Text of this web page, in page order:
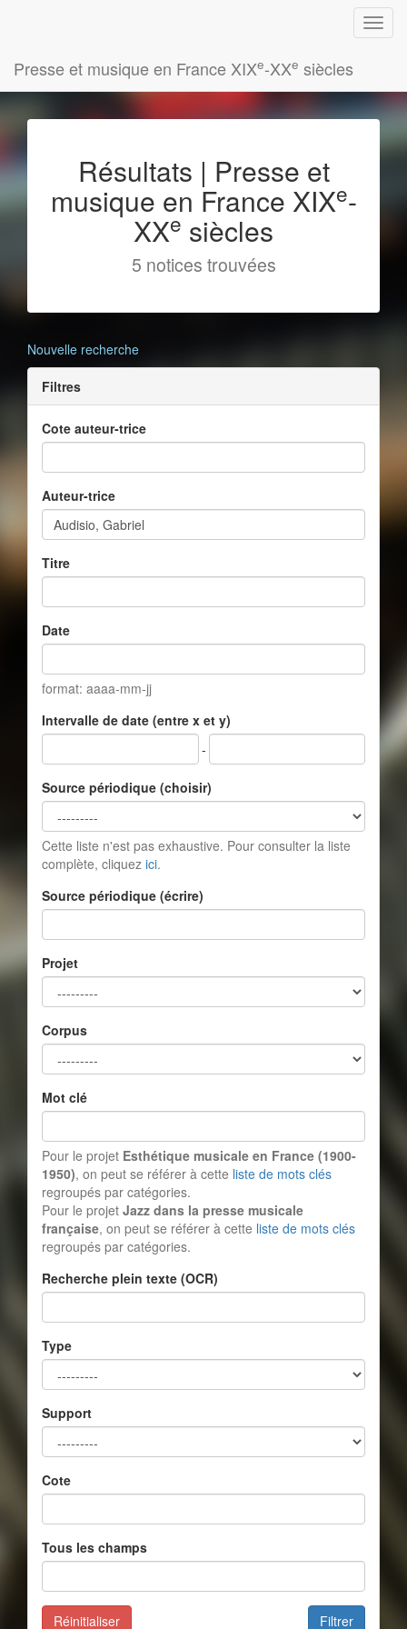
Presse et musique en France XIXe-XXe siècles
Résultats | Presse et
musique en France XIXe-
XXe siècles
5 notices trouvées
Nouvelle recherche
Filtres
Cote auteur-trice
Auteur-trice
Titre
Date
format: aaaa-mm-jj
Intervalle de date (entre x et y)
-
Source périodique (choisir)
Cette liste n'est pas exhaustive. Pour consulter la liste
complète, cliquez ici.
Source périodique (écrire)
Projet
Corpus
Mot clé
Pour le projet Esthétique musicale en France (1900-
1950), on peut se référer à cette liste de mots clés
regroupés par catégories.
Pour le projet Jazz dans la presse musicale
française, on peut se référer à cette liste de mots clés
regroupés par catégories.
Recherche plein texte (OCR)
Type
Support
Cote
Tous les champs
Filtrer
Réinitialiser